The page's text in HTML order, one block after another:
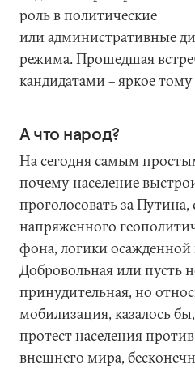
роль в политические
или административные
режима. Прошедшая
кандидатами – яркое
А что народ?
На сегодня самым
почему население
проголосовать за Путина,
напряженного
фона, логики осажденной
Добровольная или пусть
принудительная, но
мобилизация, казалось
протест населения
внешнего мира,